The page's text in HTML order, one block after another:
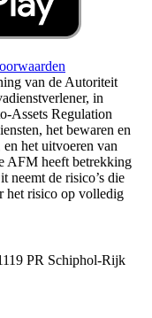
van de Autoriteit
in
Assets Regulation
het bewaren en
het uitvoeren van
AFM heeft betrekking
neemt de risico’s die
het risico op volledig
PR Schiphol-Rijk